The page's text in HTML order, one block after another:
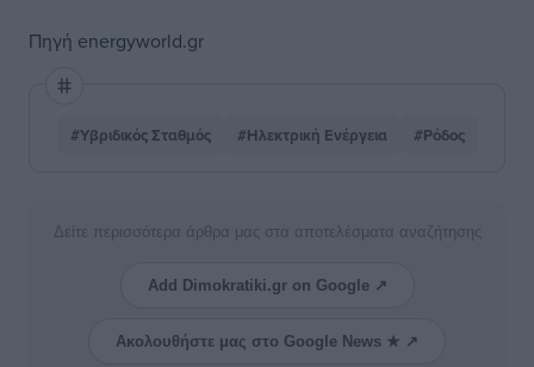
Πηγή energyworld.gr
#Υβριδικός Σταθμός #Ηλεκτρική Ενέργεια #Ρόδος
Δείτε περισσότερα άρθρα μας στα αποτελέσματα αναζήτησης
Add Dimokratiki.gr on Google ↗
Ακολουθήστε μας στο Google News ★ ↗